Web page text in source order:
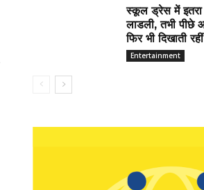
स्कूल ड्रेस में इतरा
लाडली, तभी
फिर भी दिखाती
Entertainment